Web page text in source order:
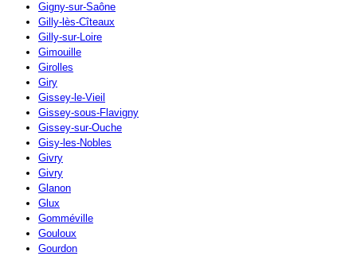
Gigny-sur-Saône
Gilly-lès-Cîteaux
Gilly-sur-Loire
Gimouille
Girolles
Giry
Gissey-le-Vieil
Gissey-sous-Flavigny
Gissey-sur-Ouche
Gisy-les-Nobles
Givry
Givry
Glanon
Glux
Gomméville
Gouloux
Gourdon